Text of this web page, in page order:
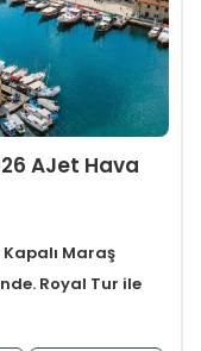
AJet Hava
Maraş
Royal Tur ile